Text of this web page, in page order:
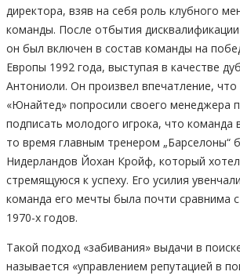
директора, взяв на себя роль клубного
команды. После отбытия
он был включен в состав команды на
Европы 1992 года, выступая в качестве
Антониоли. Он произвел впечатление, что
«Юнайтед» попросили своего менеджера
подписать молодого игрока, что команда
то время главным тренером „Барселоны“
Нидерландов Йохан Кройф, который
стремящуюся к успеху. Его усилия
команда его мечты была почти сравнима
1970-х годов.
Такой подход «забивания» выдачи в
называется «управлением репутацией в